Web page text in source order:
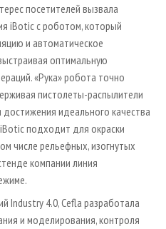
посетителей вызвала
iBotic с роботом, который
и автоматическое
оптимальную
«Рука» робота точно
пистолеты-распылители
идеального качества
подходит для окраски
числе рельефных, изогнутых
компании линия
Industry 4.0, Cefla разработала
и моделирования, контроля